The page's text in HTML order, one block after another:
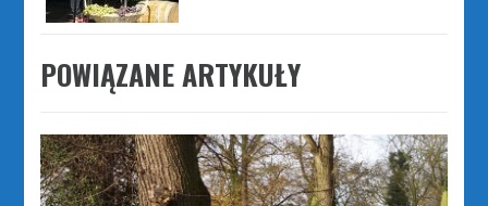
POWIĄZANE ARTYKUŁY